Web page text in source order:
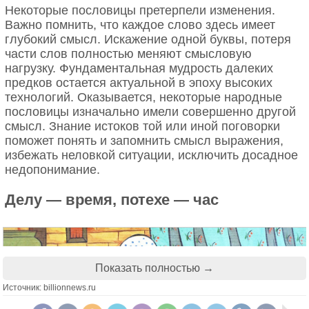
Сейчас так говорят, когда у человека много дел и
почти отсутствует свободное время. Но
первоначальный смысл был немного другим.
Полная версия пословицы по Далю:
“Хлопот полон рот, а перекусить нечего”.
Смысл в том, что человек много работает,
суетится, тратит время, но не получает результат.
Его деятельность не может его прокормить.
А в словаре Михельсона есть потерянное начало,
увидела другой вариант, не противоречащий
другим: «От хлеба хлеба не ищут».
6. Хлопот полон рот, а перекусить
То хлопот у нас полон рот, то забот, да суть одна:
повседневных дел так много, что даже белка в
Некоторые пословицы претерпели изменения.
Важно помнить, что каждое слово здесь имеет
глубокий смысл. Искажение одной буквы, потеря
части слов полностью меняют смысловую
нагрузку. Фундаментальная мудрость далеких
предков остается актуальной в эпоху высоких
технологий. Оказывается, некоторые народные
пословицы изначально имели совершенно другой
смысл. Знание истоков той или иной поговорки
поможет понять и запомнить смысл выражения,
избежать неловкой ситуации, исключить досадное
недопонимание.
Делу — время, потехе — час
Показать полностью →
Источник: billionnews.ru